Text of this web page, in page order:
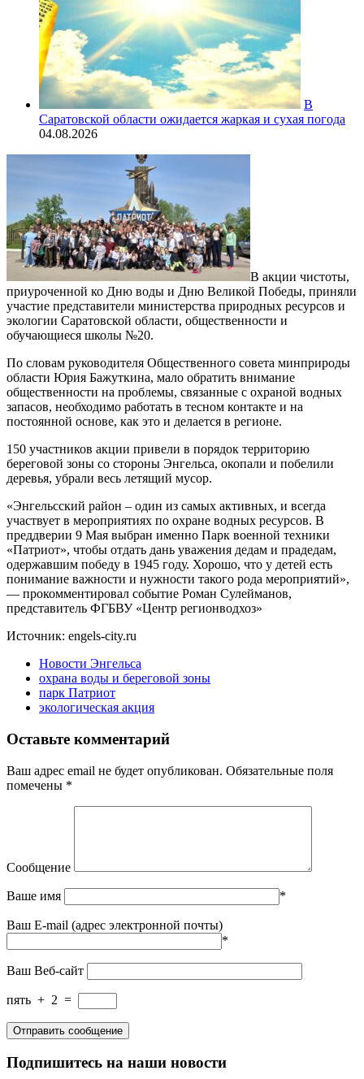
В
Саратовской области ожидается жаркая и сухая погода
04.08.2026
В акции чистоты,
приуроченной ко Дню воды и Дню Великой Победы, приняли
участие представители министерства природных ресурсов и
экологии Саратовской области, общественности и
обучающиеся школы №20.
По словам руководителя Общественного совета минприроды
области Юрия Бажуткина, мало обратить внимание
общественности на проблемы, связанные с охраной водных
запасов, необходимо работать в тесном контакте и на
постоянной основе, как это и делается в регионе.
150 участников акции привели в порядок территорию
береговой зоны со стороны Энгельса, окопали и побелили
деревья, убрали весь летящий мусор.
«Энгельсский район – один из самых активных, и всегда
участвует в мероприятиях по охране водных ресурсов. В
преддверии 9 Мая выбран именно Парк военной техники
«Патриот», чтобы отдать дань уважения дедам и прадедам,
одержавшим победу в 1945 году. Хорошо, что у детей есть
понимание важности и нужности такого рода мероприятий»,
— прокомментировал событие Роман Сулейманов,
представитель ФГБВУ «Центр регионводхоз»
Источник: engels-city.ru
Новости Энгельса
охрана воды и береговой зоны
парк Патриот
экологическая акция
Оставьте комментарий
Ваш адрес email не будет опубликован. Обязательные поля
помечены *
Сообщение
Ваше имя *
Ваш E-mail (адрес электронной почты)
*
Ваш Веб-сайт
пять + 2 =
Подпишитесь на наши новости